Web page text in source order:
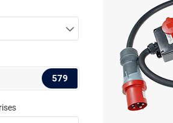
579